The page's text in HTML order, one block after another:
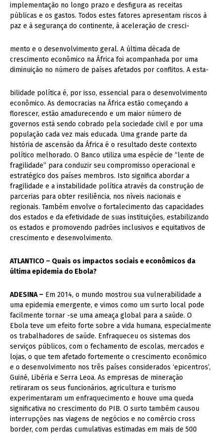
implementação no longo prazo e desfigura as receitas
públicas e os gastos. Todos estes fatores apresentam riscos à
paz e à segurança do continente, à aceleração de cresci-
mento e o desenvolvimento geral. A última década de
crescimento econômico na África foi acompanhada por uma
diminuição no número de países afetados por conflitos. A esta-
bilidade política é, por isso, essencial para o desenvolvimento
econômico. As democracias na África estão começando a
florescer, estão amadurecendo e um maior número de
governos está sendo cobrado pela sociedade civil e por uma
população cada vez mais educada. Uma grande parte da
história de ascensão da África é o resultado deste contexto
político melhorado. O Banco utiliza uma espécie de “lente de
fragilidade” para conduzir seu compromisso operacional e
estratégico dos países membros. Isto significa abordar a
fragilidade e a instabilidade política através da construção de
parcerias para obter resiliência, nos níveis nacionais e
regionais. Também envolve o fortalecimento das capacidades
dos estados e da efetividade de suas instituições, estabilizando
os estados e promovendo padrões inclusivos e equitativos de
crescimento e desenvolvimento.
ATLANTICO – Quais os impactos sociais e econômicos da
última epidemia do Ebola?
ADESINA – Em 2014, o mundo mostrou sua vulnerabilidade a
uma epidemia emergente, e vimos como um surto local pode
facilmente tornar -se uma ameaça global para a saúde. O
Ebola teve um efeito forte sobre a vida humana, especialmente
os trabalhadores de saúde. Enfraqueceu os sistemas dos
serviços públicos, com o fechamento de escolas, mercados e
lojas, o que tem afetado fortemente o crescimento econômico
e o desenvolvimento nos três países considerados ‘epicentros’,
Guiné, Libéria e Serra Leoa. As empresas de mineração
retiraram os seus funcionários, agricultura e turismo
experimentaram um enfraquecimento e houve uma queda
significativa no crescimento do PIB. O surto também causou
interrupções nas viagens de negócios e no comércio cross
border, com perdas cumulativas estimadas em mais de 500